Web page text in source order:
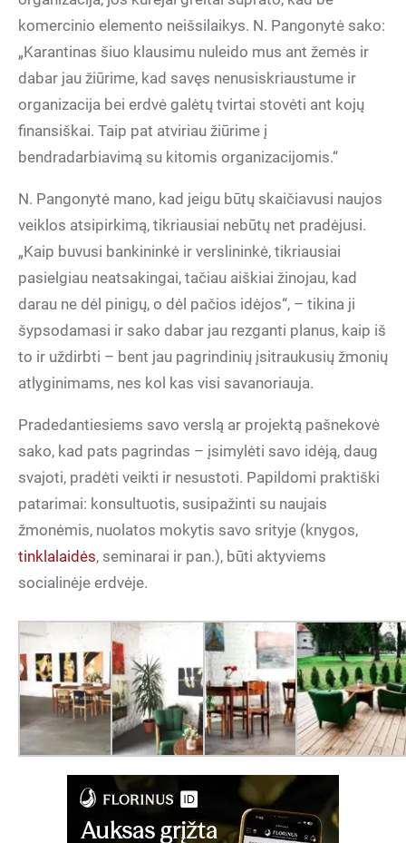
komercinio elemento neišsilaikys. N. Pangonytė sako:
„Karantinas šiuo klausimu nuleido mus ant žemės ir
dabar jau žiūrime, kad savęs nenusiskriaustume ir
organizacija bei erdvė galėtų tvirtai stovėti ant kojų
finansiškai. Taip pat atviriau žiūrime į
bendradarbiavimą su kitomis organizacijomis.“
N. Pangonytė mano, kad jeigu būtų skaičiavusi naujos
veiklos atsipirkimą, tikriausiai nebūtų net pradėjusi.
„Kaip buvusi bankininkė ir verslininkė, tikriausiai
pasielgiau neatsakingai, tačiau aiškiai žinojau, kad
darau ne dėl pinigų, o dėl pačios idėjos“, – tikina ji
šypsodamasi ir sako dabar jau rezganti planus, kaip iš
to ir uždirbti – bent jau pagrindinių įsitraukusių žmonių
atlyginimams, nes kol kas visi savanoriauja.
Pradedantiesiems savo verslą ar projektą pašnekovė
sako, kad pats pagrindas – įsimylėti savo idėją, daug
svajoti, pradėti veikti ir nesustoti. Papildomi praktiški
patarimai: konsultuotis, susipažinti su naujais
žmonėmis, nuolatos mokytis savo srityje (knygos,
tinklalaidės, seminarai ir pan.), būti aktyviems
socialinėje erdvėje.